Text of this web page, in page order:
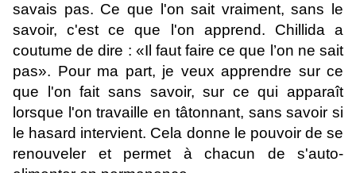
savais pas. Ce que l'on sait vraiment, sans le
savoir, c'est ce que l'on apprend. Chillida a
coutume de dire : «Il faut faire ce que l’on ne sait
pas». Pour ma part, je veux apprendre sur ce
que l'on fait sans savoir, sur ce qui apparaît
lorsque l'on travaille en tâtonnant, sans savoir si
le hasard intervient. Cela donne le pouvoir de se
renouveler et permet à chacun de s'auto-